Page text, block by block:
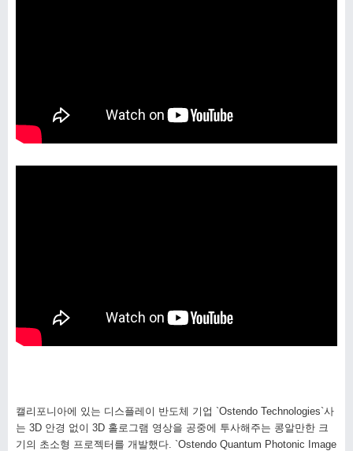
캘리포니아에 있는 디스플레이 반도체 기업 `Ostendo Technologies`사
는 3D 안경 없이 3D 홀로그램 영상을 공중에 투사해주는 콩알만한 크
기의 초소형 프로젝터를 개발했다 `Ostendo Quantum Photonic Image